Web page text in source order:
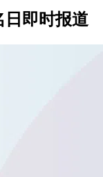
日即时报道